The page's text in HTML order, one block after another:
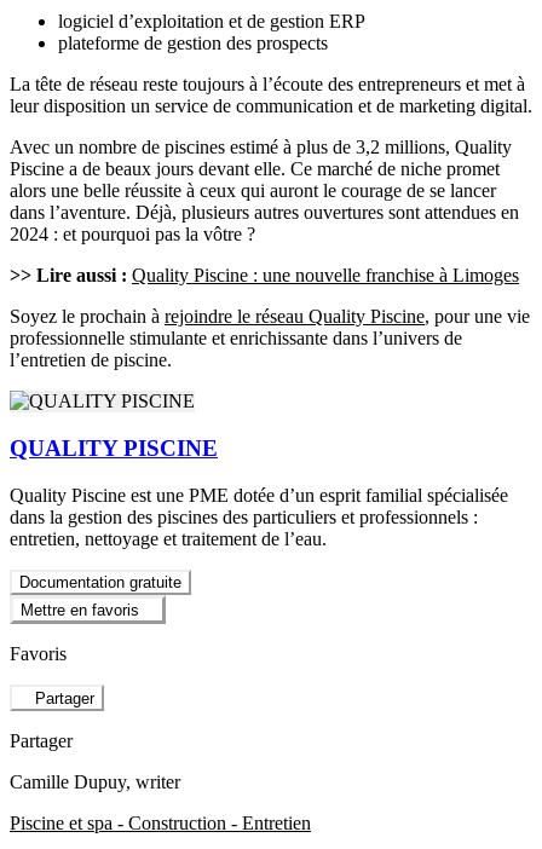
logiciel d’exploitation et de gestion ERP
plateforme de gestion des prospects
La tête de réseau reste toujours à l’écoute des entrepreneurs et met à
leur disposition un service de communication et de marketing digital.
Avec un nombre de piscines estimé à plus de 3,2 millions, Quality
Piscine a de beaux jours devant elle. Ce marché de niche promet
alors une belle réussite à ceux qui auront le courage de se lancer
dans l’aventure. Déjà, plusieurs autres ouvertures sont attendues en
2024 : et pourquoi pas la vôtre ?
>> Lire aussi : Quality Piscine : une nouvelle franchise à Limoges
Soyez le prochain à rejoindre le réseau Quality Piscine, pour une vie
professionnelle stimulante et enrichissante dans l’univers de
l’entretien de piscine.
QUALITY PISCINE
Quality Piscine est une PME dotée d’un esprit familial spécialisée
dans la gestion des piscines des particuliers et professionnels :
entretien, nettoyage et traitement de l’eau.
Documentation gratuite
Mettre en favoris
Favoris
Partager
Partager
Camille Dupuy, writer
Piscine et spa - Construction - Entretien